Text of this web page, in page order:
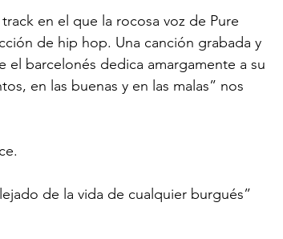
en el que la rocosa voz de Pure
de hip hop. Una canción grabada y
el barcelonés dedica amargamente a su
en las buenas y en las malas” nos
de la vida de cualquier burgués”